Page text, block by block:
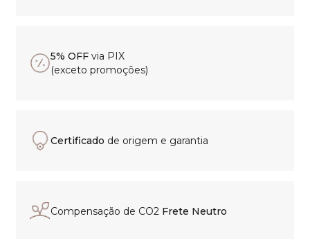
5% OFF via PIX
(exceto promoções)
Certificado de origem e garantia
Compensação de CO2 Frete Neutro